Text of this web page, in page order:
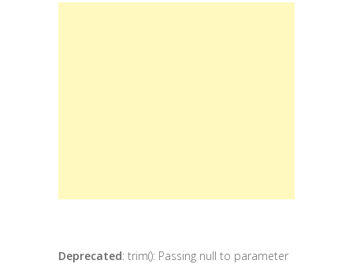
Deprecated: trim(): Passing null to parameter